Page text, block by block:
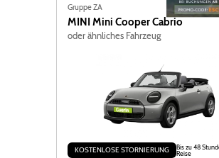
Gruppe ZA
MINI Mini Cooper Cabrio
oder ähnliches Fahrzeug
KOSTENLOSE STORNIERUNG
Bis zu 48
Reise